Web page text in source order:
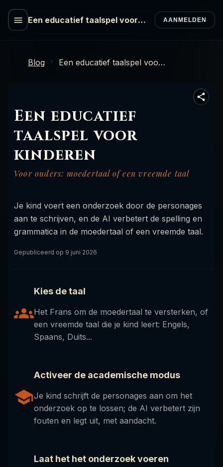
Een educatief taalspel voor
AANMELDEN
Blog Een educatief taalspel voor kinderen
Een educatief
taalspel voor
kinderen
Voor ouders: moedertaal of een vreemde taal
Je kind voert een onderzoek door de personages
aan te schrijven, en de AI verbetert de spelling en
grammatica in de moedertaal of een vreemde taal.
Gepubliceerd op 9 juni 2026
Kies de taal
Het Frans om de moedertaal te versterken, of
een vreemde taal die je kind leert: Engels,
Spaans, Duits...
Activeer de academische modus
Je kind schrijft de personages aan om het
onderzoek op te lossen; de AI verbetert zijn
fouten en legt uit, met aandacht.
Laat het het onderzoek voeren